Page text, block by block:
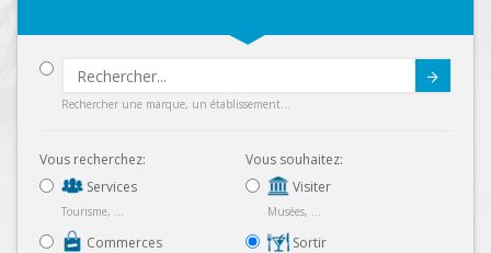
Rechercher une marque, un établissement...
Vous recherchez:
Services
Tourisme, ...
Commerces
Vous souhaitez:
Visiter
Musées, ...
Sortir